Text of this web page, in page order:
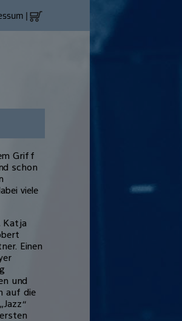
|
Griff
schon
viele
Katja
Einen
und
auf die